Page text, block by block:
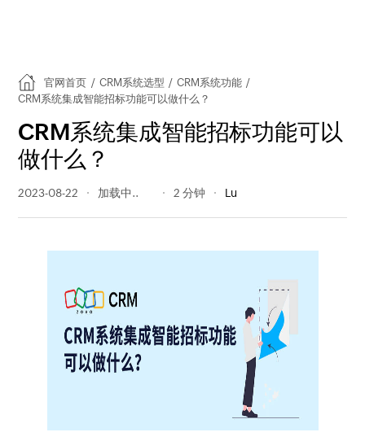
官网首页 / CRM系统选型 / CRM系统功能 /
CRM系统集成智能招标功能可以做什么？
CRM系统集成智能招标功能可以
做什么？
2023-08-22 345 阅读量 2 分钟 Lu